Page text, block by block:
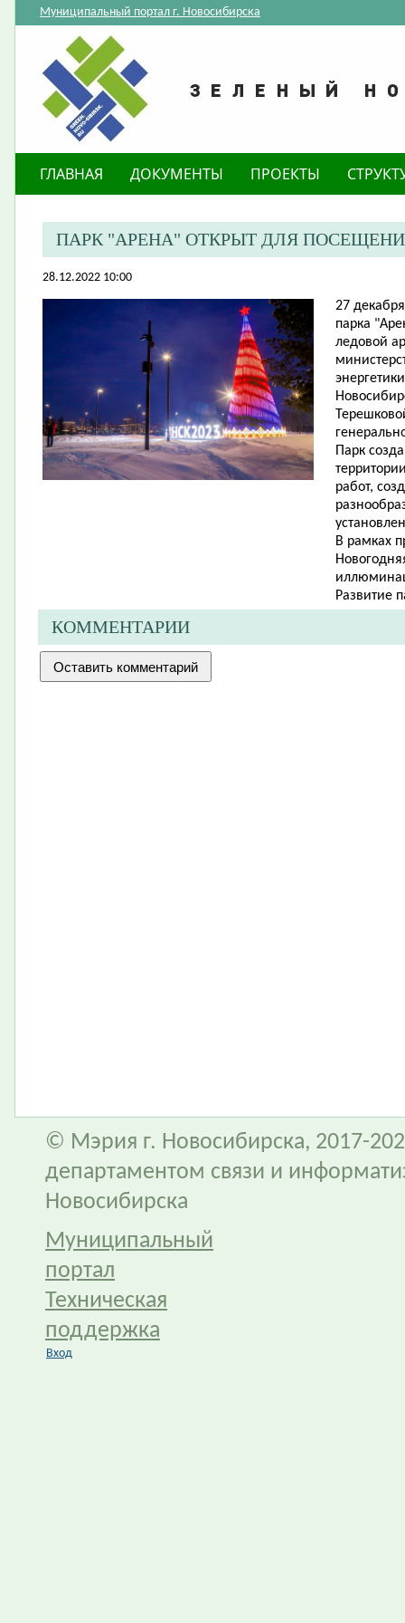
Муниципальный портал г. Новосибирска
ГЛАВНАЯ ДОКУМЕНТЫ ПРОЕКТЫ
ПАРК "АРЕНА" ОТКРЫТ ДЛЯ
28.12.2022 10:00
​27
парка
ледовой
Парк
работ,
В рамках
Развитие
КОММЕНТАРИИ
© Мэрия г. Новосибирска, 2017-
департаментом связи и
Новосибирска
Муниципальный
портал
Техническая
поддержка
Вход